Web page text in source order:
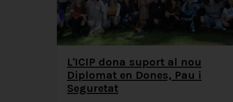
L'ICIP dona suport al nou
Diplomat en Dones, Pau i
Seguretat